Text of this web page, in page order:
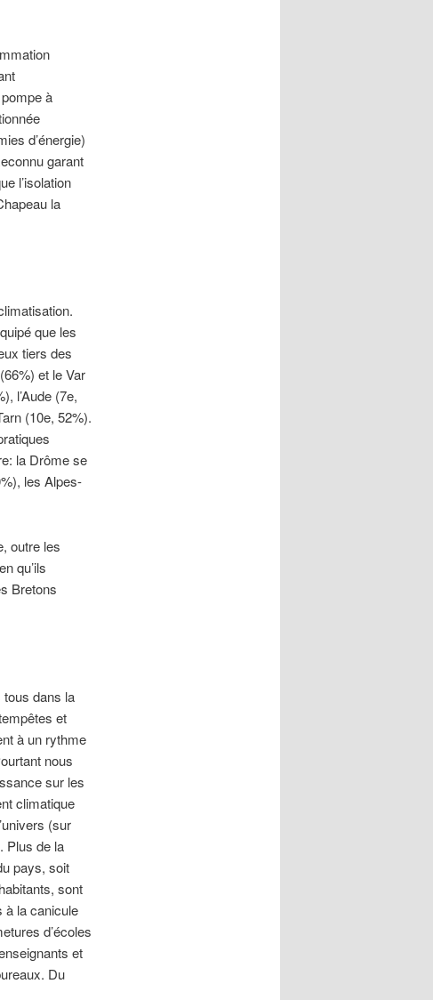
à
d’énergie)
garant
l’isolation
la
que les
tiers des
et le Var
l’Aude (7e,
(10e, 52%).
la Drôme se
les Alpes-
outre les
qu’ils
Bretons
dans la
et
à un rythme
nous
sur les
climatique
(sur
Plus de la
pays, soit
sont
à la canicule
d’écoles
et
Du